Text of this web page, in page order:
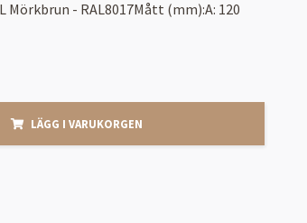
- RAL8017Mått (mm):A: 120
LÄGG I VARUKORGEN